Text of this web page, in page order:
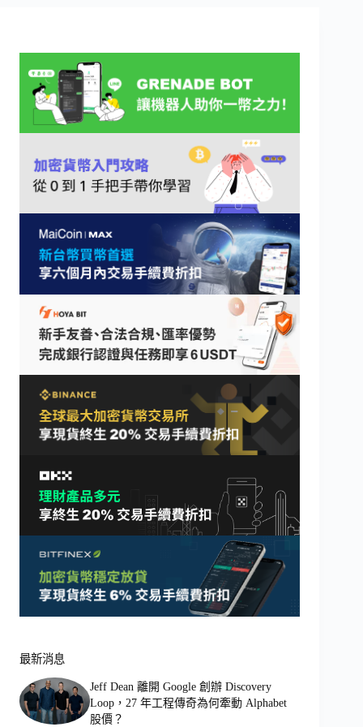
最新消息
Jeff Dean 離開 Google 創辦 Discovery
Loop，27 年工程傳奇為何牽動 Alphabet
股價？